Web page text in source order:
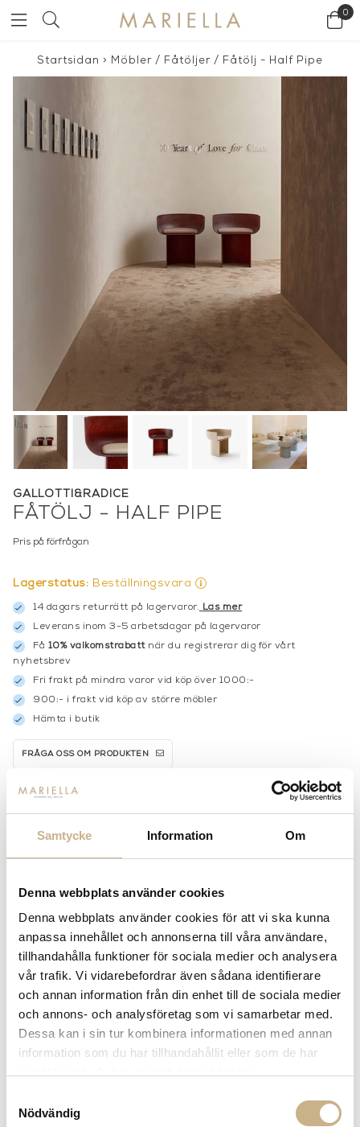
Samtycke Information Om
Denna webbplats använder cookies
Denna webbplats använder cookies för att vi ska kunna
anpassa innehållet och annonserna till våra användare,
tillhandahålla funktioner för sociala medier och analysera
vår trafik. Vi vidarebefordrar även sådana identifierare
och annan information från din enhet till de sociala medier
och annons- och analysföretag som vi samarbetar med.
Dessa kan i sin tur kombinera informationen med annan
information som du har tillhandahållit eller som de har
Nödvändig
0
Startsidan > Möbler / Fåtöljer / Fåtölj - Half Pipe
GALLOTTI&RADICE
FÅTÖLJ - HALF PIPE
Pris på förfrågan
Lagerstatus: Beställningsvara
14 dagars returrätt på lagervaror. Läs mer
Leverans inom 3-5 arbetsdagar på lagervaror
Få 10% välkomstrabattnär du registrerar dig för vårt
nyhetsbrev
Fri frakt på mindra varor vid köp över 1000:-
900:- i frakt vid köp av större möbler
Hämta i butik
FRÅGA OSS OM PRODUKTEN
PRODUKTVARIANTER
Soffbord - Maylis Armchair Outdoor - BOBOLI